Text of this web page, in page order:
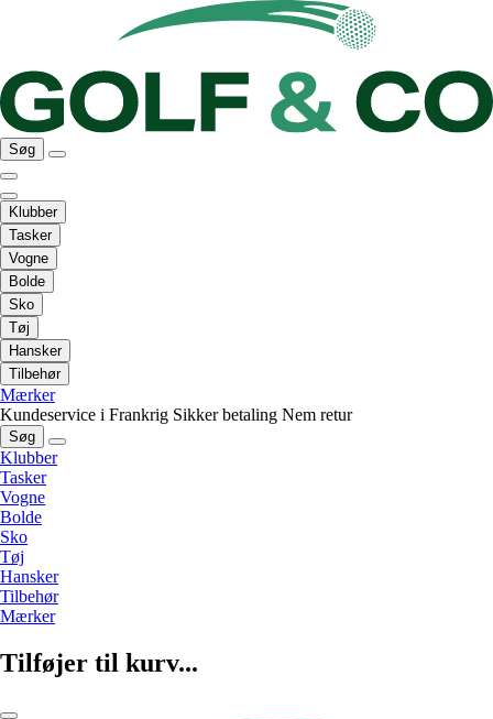
Søg
Klubber
Tasker
Vogne
Bolde
Sko
Tøj
Hansker
Tilbehør
Mærker
Kundeservice i Frankrig Sikker betaling Nem retur
Søg
Klubber
Tasker
Vogne
Bolde
Sko
Tøj
Hansker
Tilbehør
Mærker
Tilføjer til kurv...